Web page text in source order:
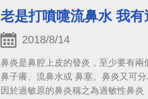
老是打噴嚏流鼻水 我
2018/8/14
鼻炎是鼻腔上皮的發炎，至少要有兩
鼻子癢、流鼻水或 鼻塞。鼻炎又可
因於過敏原的鼻炎稱之為過敏性鼻